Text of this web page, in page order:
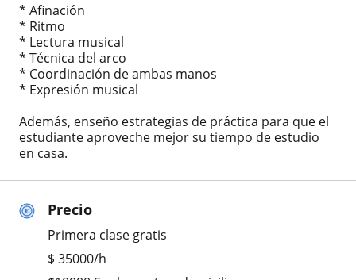
Precio
Primera clase gratis
$ 35000/h
* Afinación
* Ritmo
* Lectura musical
* Técnica del arco
* Coordinación de ambas manos
* Expresión musical
Además, enseño estrategias de práctica para que el
estudiante aproveche mejor su tiempo de estudio
en casa.